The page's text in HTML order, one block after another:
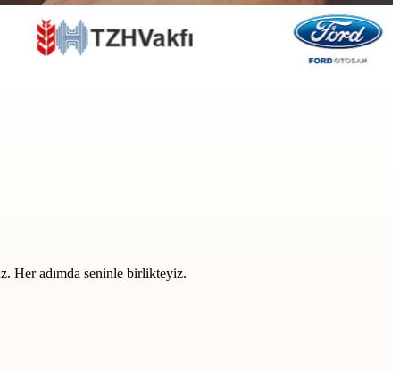
Her adımda seninle birlikteyiz.